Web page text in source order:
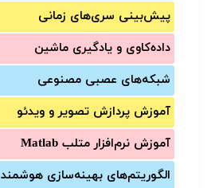
پیش‌‌بینی سری‌‌های زمانی
داده‌کاوی و یادگیری ماشین
شبکه‌های عصبی مصنوعی
آموزش‌ پردازش تصویر و ویدئو
آموزش‌ نرم‌افزار متلب Matlab
الگوریتم‌های بهینه‌سازی هوشمند